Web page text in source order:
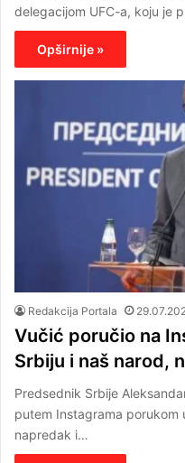
delegacijom UFC-a, koju je
Opširnije »
Redakcija Portala
Vučić poručio na
Srbiju i naš narod,
Predsednik Srbije
putem Instagrama porukom
napredak i…